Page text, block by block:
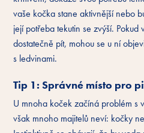
vaše kočka stane aktivnější nebo
její potřeba tekutin se zvýší. Pokud
dostatečně pít, mohou se u ní
s ledvinami.
Tip 1: Správné místo pro
U mnoha koček začíná problém s
však mnoho majitelů neví: kočky